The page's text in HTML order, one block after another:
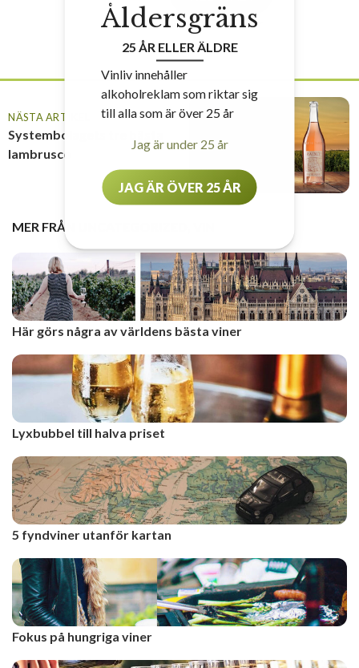
Nr 52873• 79 kr
NÄSTA ARTIKEL
Systembolagets tre bästa
lambrusco
MER FRÅN
Här görs några av världens bästa viner
Lyxbubbel till halva priset
5 fyndviner utanför kartan
Fokus på hungriga viner
Åldersgräns
25 ÅR ELLER ÄLDRE
Vinliv innehåller
alkoholreklam som riktar sig
till alla som är över 25 år
Jag är under 25 år
JAG ÄR ÖVER 25 ÅR